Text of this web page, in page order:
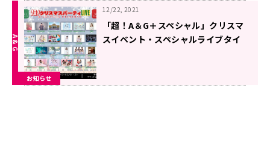
お知らせ
12/22, 2021
「超！A＆G＋スペシャル」クリスマ
スイベント・スペシャルライブタイ